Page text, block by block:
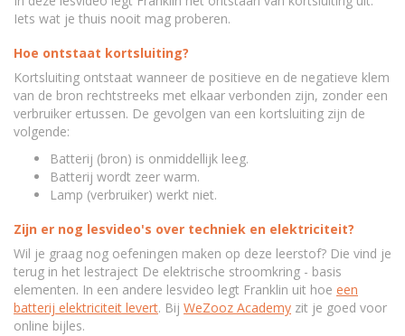
Iets wat je thuis nooit mag proberen.
Hoe ontstaat kortsluiting?
Kortsluiting ontstaat wanneer de positieve en de negatieve klem
van de bron rechtstreeks met elkaar verbonden zijn, zonder een
verbruiker ertussen. De gevolgen van een kortsluiting zijn de
volgende:
Batterij (bron) is onmiddellijk leeg.
Batterij wordt zeer warm.
Lamp (verbruiker) werkt niet.
Zijn er nog lesvideo's over techniek en elektriciteit?
Wil je graag nog oefeningen maken op deze leerstof? Die vind je
terug in het lestraject De elektrische stroomkring - basis
elementen. In een andere lesvideo legt Franklin uit hoe een
batterij elektriciteit levert. Bij WeZooz Academy zit je goed voor
online bijles.